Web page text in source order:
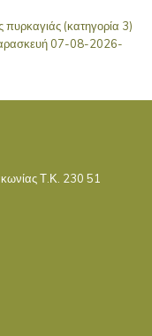
πυρκαγιάς (κατηγορία 3)
07-08-2026-
Τ.Κ. 230 51